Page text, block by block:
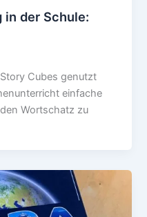
in der Schule:
Cubes genutzt
einfache
Wortschatz zu